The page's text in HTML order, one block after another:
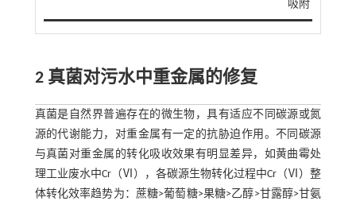
吸附
2 真菌对污水中重金属的修复
真菌是自然界普遍存在的微生物，具有适应不同碳源或氮
源的代谢能力，对重金属有一定的抗胁迫作用。不同碳源
与真菌对重金属的转化吸收效果有明显差异，如黄曲霉处
理工业废水中Cr（Ⅵ），各碳源生物转化过程中Cr（Ⅵ）整
体转化效率趋势为：蔗糖>葡萄糖>果糖>乙醇>甘露醇>甘氨